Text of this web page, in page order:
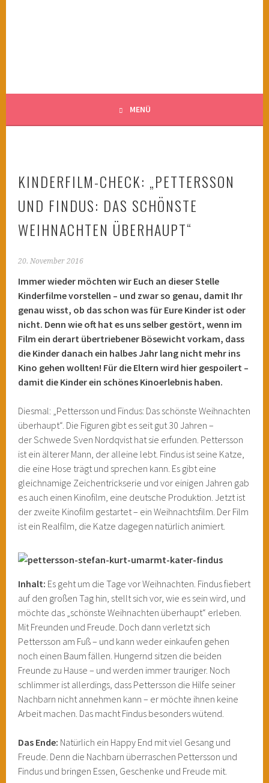
MENÜ
KINDERFILM-CHECK: „PETTERSSON
UND FINDUS: DAS SCHÖNSTE
WEIHNACHTEN ÜBERHAUPT“
20. November 2016
Immer wieder möchten wir Euch an dieser Stelle
Kinderfilme vorstellen – und zwar so genau, damit Ihr
genau wisst, ob das schon was für Eure Kinder ist oder
nicht. Denn wie oft hat es uns selber gestört, wenn im
Film ein derart übertriebener Bösewicht vorkam, dass
die Kinder danach ein halbes Jahr lang nicht mehr ins
Kino gehen wollten! Für die Eltern wird hier gespoilert –
damit die Kinder ein schönes Kinoerlebnis haben.
Diesmal: „Pettersson und Findus: Das schönste Weihnachten
überhaupt“. Die Figuren gibt es seit gut 30 Jahren –
der Schwede Sven Nordqvist hat sie erfunden. Pettersson
ist ein älterer Mann, der alleine lebt. Findus ist seine Katze,
die eine Hose trägt und sprechen kann. Es gibt eine
gleichnamige Zeichentrickserie und vor einigen Jahren gab
es auch einen Kinofilm, eine deutsche Produktion. Jetzt ist
der zweite Kinofilm gestartet – ein Weihnachtsfilm. Der Film
ist ein Realfilm, die Katze dagegen natürlich animiert.
Inhalt: Es geht um die Tage vor Weihnachten. Findus fiebert
auf den großen Tag hin, stellt sich vor, wie es sein wird, und
möchte das „schönste Weihnachten überhaupt“ erleben.
Mit Freunden und Freude. Doch dann verletzt sich
Pettersson am Fuß – und kann weder einkaufen gehen
noch einen Baum fällen. Hungernd sitzen die beiden
Freunde zu Hause – und werden immer trauriger. Noch
schlimmer ist allerdings, dass Pettersson die Hilfe seiner
Nachbarn nicht annehmen kann – er möchte ihnen keine
Arbeit machen. Das macht Findus besonders wütend.
Das Ende: Natürlich ein Happy End mit viel Gesang und
Freude. Denn die Nachbarn überraschen Pettersson und
Findus und bringen Essen, Geschenke und Freude mit.